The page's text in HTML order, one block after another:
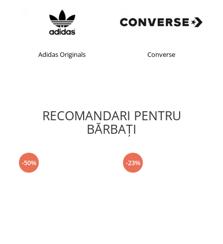
Adidas Originals Converse
RECOMANDARI PENTRU
BĂRBAŢI
-50% -23%